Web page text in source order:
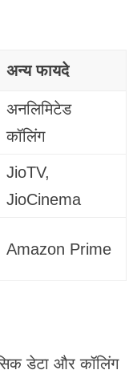
अन्य फायदे
अनलिमिटेड
कॉलिंग
JioTV,
JioCinema
Amazon Prime
डेटा और कॉलिंग